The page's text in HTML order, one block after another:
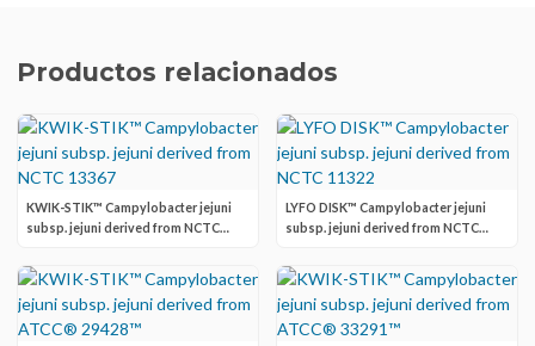
Productos relacionados
KWIK-STIK™ Campylobacter jejuni
subsp. jejuni derived from NCTC
LYFO DISK™ Campylobacter jejuni
subsp. jejuni derived from NCTC